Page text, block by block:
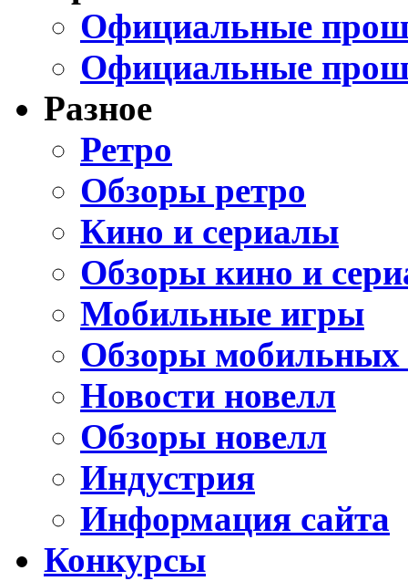
Официальные
Официальные
Разное
Ретро
Обзоры ретро
Кино и сериалы
Обзоры кино и
Мобильные игры
Обзоры мобильных
Новости новелл
Обзоры новелл
Индустрия
Информация сайта
Конкурсы